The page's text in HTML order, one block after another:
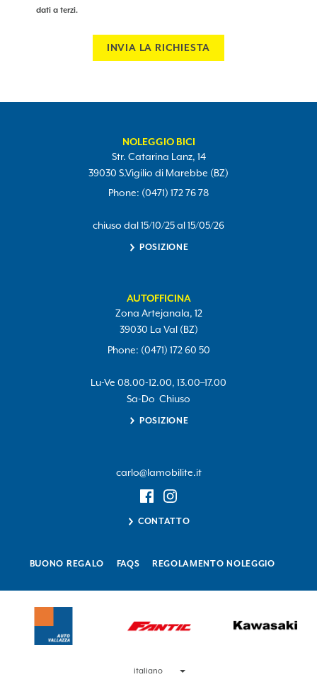
dati a terzi.
INVIA LA RICHIESTA
NOLEGGIO BICI
Str. Catarina Lanz, 14
39030 S.Vigilio di Marebbe (BZ)
Phone: (0471) 172 76 78
chiuso dal 15/10/25 al 15/05/26
POSIZIONE
AUTOFFICINA
Zona Artejanala, 12
39030 La Val (BZ)
Phone: (0471) 172 60 50
Lu-Ve 08.00-12.00, 13.00–17.00
Sa-Do Chiuso
POSIZIONE
carlo@lamobilite.it
CONTATTO
BUONO REGALO FAQS REGOLAMENTO NOLEGGIO
italiano